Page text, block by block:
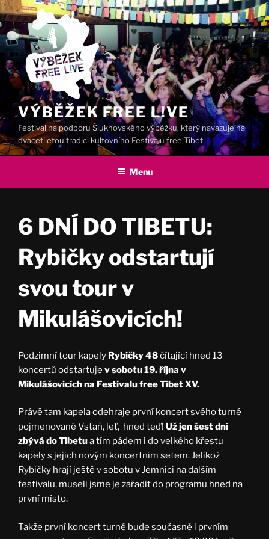
Přejít
k
obsahu
webu
VÝBĚŽEK FREE L!VE
Festival na podporu Šluknovského výběžku, který navazuje na
dvacetiletou tradici kultovního Festivalu free Tibet
Menu
6 DNÍ DO TIBETU:
Rybičky odstartují
svou tour v
Mikulášovicích!
Podzimní tour kapely Rybičky 48čítající hned 13
koncertů odstartuje v sobotu 19. října v
Mikulášovicích na Festivalu free Tibet XV.
Právě tam kapela odehraje první koncert svého turné
pojmenované Vstaň, leť, hned teď! Už jen šest dní
zbývá do Tibetua tím pádem i do velkého křestu
kapely s jejich novým koncertním setem. Jelikož
Rybičky hrají ještě v sobotu v Jemnici na dalším
festivalu, museli jsme je zařadit do programu hned na
první místo.
Takže první koncert turné bude současně i prvním